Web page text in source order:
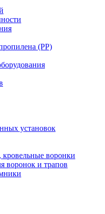
(PP)
установок
воронки
воронок и трапов